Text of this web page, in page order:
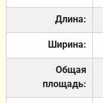
Длина:
Ширина:
Общая
площадь: